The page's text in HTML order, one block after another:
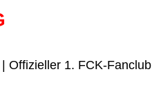
Offizieller 1. FCK-Fanclub